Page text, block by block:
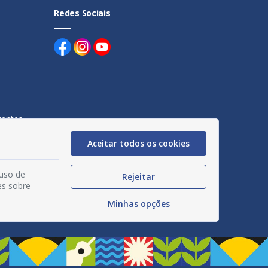
Redes Sociais
de
sobre
Aceitar todos os cookies
Rejeitar
Minhas opções